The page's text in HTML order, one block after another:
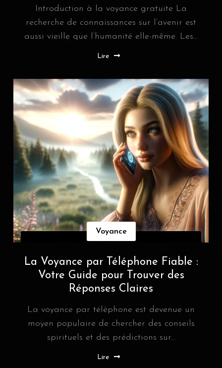
Introduction à la voyance gratuite La
recherche de connaissances sur l’avenir est
aussi vieille que l’humanité elle-même. Les...
Lire
Voyance
La Voyance par Téléphone Fiable :
Votre Guide pour Trouver des
Réponses Claires
La voyance par téléphone est devenue un
moyen populaire de chercher des conseils
spirituels et des prédictions sur...
Lire